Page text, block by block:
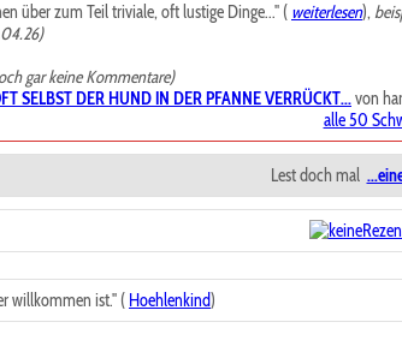
über zum Teil triviale, oft lustige Dinge..." ( weiterlesen),
gar keine Kommentare)
SELBST DER HUND IN DER PFANNE VERRÜCKT...von
alle 50
Lest doch mal
willkommen ist." ( Hoehlenkind)